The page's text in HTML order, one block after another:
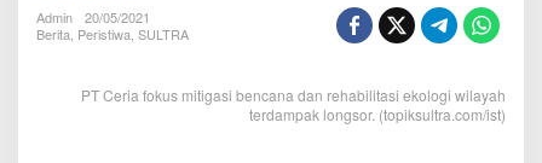
Wilayah
Admin
20/05/2021
Berita Peristiwa SULTRA
PT Ceria fokus mitigasi bencana dan rehabilitasi ekologi wilayah
terdampak longsor. (topiksultra.com/ist)